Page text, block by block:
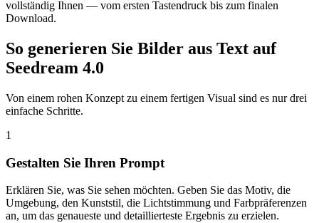
vollständig Ihnen — vom ersten Tastendruck bis zum finalen
Download.
So generieren Sie Bilder aus Text auf
Seedream 4.0
Von einem rohen Konzept zu einem fertigen Visual sind es nur drei
einfache Schritte.
1
Gestalten Sie Ihren Prompt
Erklären Sie, was Sie sehen möchten. Geben Sie das Motiv, die
Umgebung, den Kunststil, die Lichtstimmung und Farbpräferenzen
an, um das genaueste und detaillierteste Ergebnis zu erzielen.